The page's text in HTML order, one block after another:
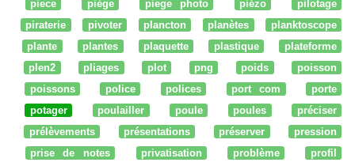
piece
piège piege photo piézo
pilotage
piraterie
pivoter plancton planètes
planktoscope
plante
plantes plaquette plastique
plateforme
plen2
pliages plot png poids
poisson
poissons
police polices port com
porte
potager
poulailler poule poules
préciser
prélèvements
présentations préserver
pression
prise de notes
privatisation problème
profil